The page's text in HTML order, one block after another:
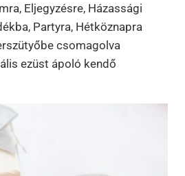
Eljegyzésre, Házassági
Partyra, Hétköznapra
csomagolva
ezüst ápoló kendő